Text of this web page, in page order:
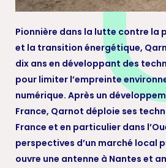
Pionnière dans la lutte contre la
et la transition énergétique,
dix ans en développant des
pour limiter l’empreinte
numérique. Après un
France, Qarnot déploie ses
France et en particulier dans
perspectives d’un marché local
ouvre une antenne à Nantes et